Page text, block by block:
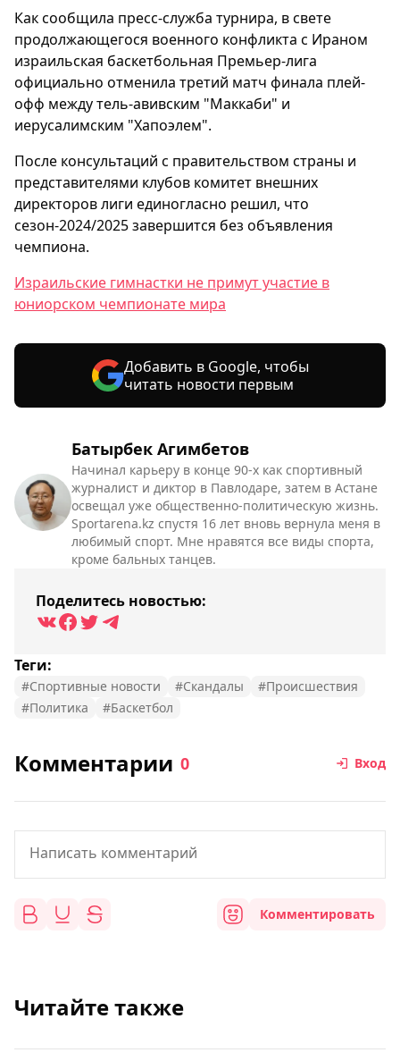
Батырбек Агимбетов
Начинал карьеру в конце 90-х как спортивный
журналист и диктор в Павлодаре, затем в Астане
освещал уже общественно-политическую жизнь.
Sportarena.kz спустя 16 лет вновь вернула меня в
любимый спорт. Мне нравятся все виды спорта,
кроме бальных танцев.
Поделитесь новостью:
Теги:
#Спортивные новости #Скандалы
#Происшествия
#Политика
#Баскетбол
Как сообщила пресс-служба турнира, в свете
продолжающегося военного конфликта с Ираном
израильская баскетбольная Премьер-лига
официально отменила третий матч финала плей-
офф между тель-авивским "Маккаби" и
иерусалимским "Хапоэлем".
После консультаций с правительством страны и
представителями клубов комитет внешних
директоров лиги единогласно решил, что
сезон-2024/2025 завершится без объявления
чемпиона.
Израильские гимнастки не примут участие в
юниорском чемпионате мира
Добавить в Google, чтобы
читать новости первым
Комментарии 0 Вход
Комментировать
Читайте также